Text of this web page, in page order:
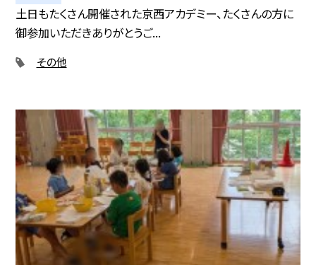
土日もたくさん開催された京西アカデミー、たくさんの方に
御参加いただきありがとうご...
その他